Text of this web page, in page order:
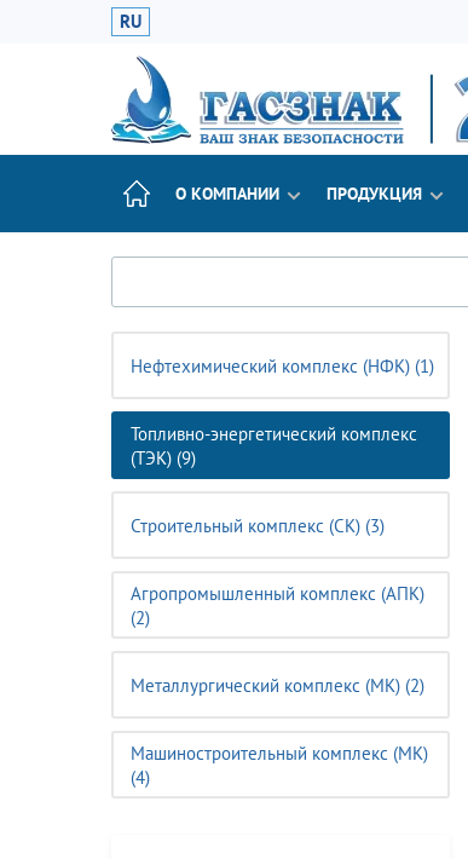
RU
О КОМПАНИИ ПРОДУКЦИЯ
Нефтехимический комплекс (НФК) (1)
Топливно-энергетический комплекс
(ТЭК) (9)
Строительный комплекс (CK) (3)
Агропромышленный комплекс (АПК)
(2)
Металлургический комплекс (МК) (2)
Машиностроительный комплекс (MК)
(4)